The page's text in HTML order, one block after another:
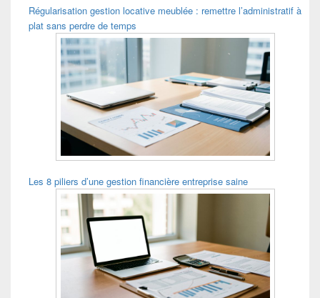
Régularisation gestion locative meublée : remettre l’administratif à
plat sans perdre de temps
Les 8 piliers d’une gestion financière entreprise saine